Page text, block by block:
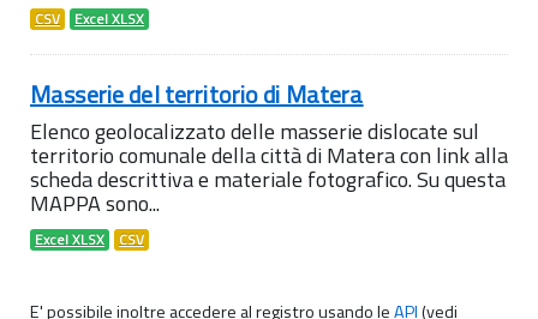
CSV Excel XLSX
Masserie del territorio di Matera
Elenco geolocalizzato delle masserie dislocate sul
territorio comunale della città di Matera con link alla
scheda descrittiva e materiale fotografico. Su questa
MAPPA sono...
Excel XLSX CSV
E' possibile inoltre accedere al registro usando leAPI(vedi